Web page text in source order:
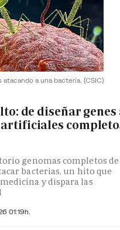
a una bacteria. (CSIC)
de diseñar genes
genomas completos de
bacterias, un hito que
y dispara las
01:19h.